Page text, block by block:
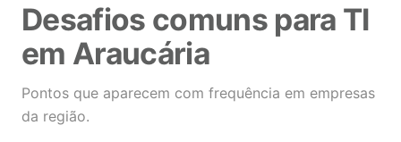
Desafios comuns para TI
em Araucária
Pontos que aparecem com frequência em empresas
da região.